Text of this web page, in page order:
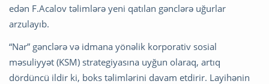
edən F.Acalov təlimlərə yeni qatılan gənclərə uğurlar
arzulayıb.
“Nar” gənclərə və idmana yönəlik korporativ sosial
məsuliyyət (KSM) strategiyasına uyğun olaraq, artıq
dördüncü ildir ki, boks təlimlərini davam etdirir. Layihənin